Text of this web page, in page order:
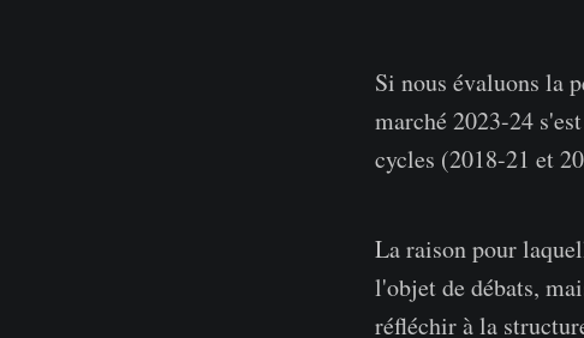
Si nous évaluons la
marché 2023-24
cycles (2018-21 et
La raison pour
l'objet de débats,
réfléchir à la